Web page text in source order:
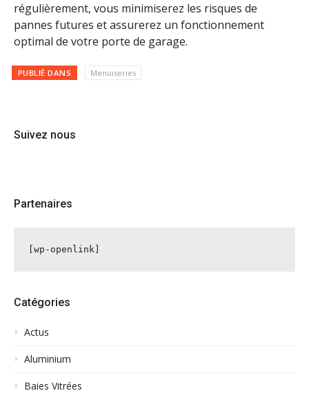
régulièrement, vous minimiserez les risques de
pannes futures et assurerez un fonctionnement
optimal de votre porte de garage.
PUBLIÉ DANS Menuiseries
Suivez nous
Partenaires
[wp-openlink]
Catégories
Actus
Aluminium
Baies Vitrées